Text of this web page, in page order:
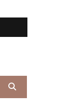
Zoeken